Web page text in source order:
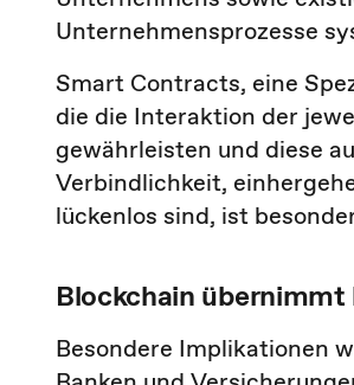
Unternehmensprozesse
Smart Contracts, eine
die die Interaktion der
gewährleisten und diese
Verbindlichkeit,
lückenlos sind, ist
Blockchain
Besondere Implikationen